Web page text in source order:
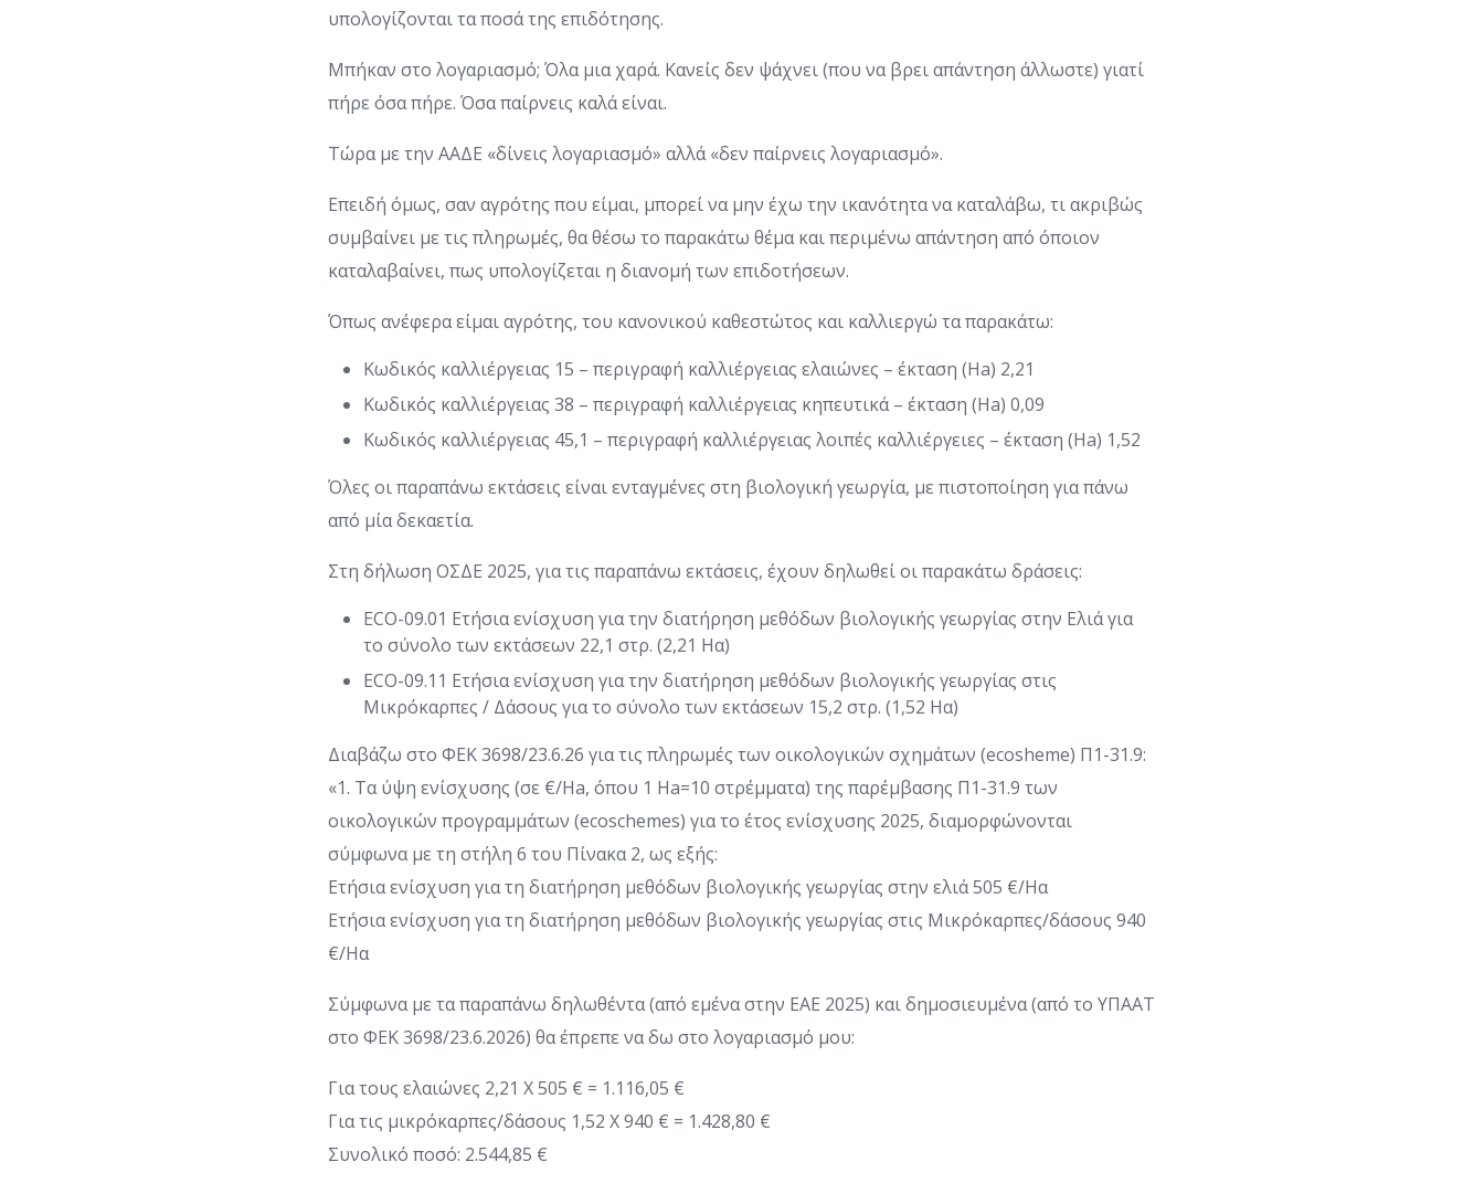
υπολογίζονται τα ποσά της επιδότησης.
Μπήκαν στο λογαριασμό; Όλα μια χαρά. Κανείς δεν ψάχνει (που να βρει απάντηση άλλωστε) γιατί
πήρε όσα πήρε. Όσα παίρνεις καλά είναι.
Τώρα με την ΑΑΔΕ «δίνεις λογαριασμό» αλλά «δεν παίρνεις λογαριασμό».
Επειδή όμως, σαν αγρότης που είμαι, μπορεί να μην έχω την ικανότητα να καταλάβω, τι ακριβώς
συμβαίνει με τις πληρωμές, θα θέσω το παρακάτω θέμα και περιμένω απάντηση από όποιον
καταλαβαίνει, πως υπολογίζεται η διανομή των επιδοτήσεων.
Όπως ανέφερα είμαι αγρότης, του κανονικού καθεστώτος και καλλιεργώ τα παρακάτω:
Κωδικός καλλιέργειας 15 – περιγραφή καλλιέργειας ελαιώνες – έκταση (Ha) 2,21
Κωδικός καλλιέργειας 38 – περιγραφή καλλιέργειας κηπευτικά – έκταση (Ha) 0,09
Κωδικός καλλιέργειας 45,1 – περιγραφή καλλιέργειας λοιπές καλλιέργειες – έκταση (Ha) 1,52
Όλες οι παραπάνω εκτάσεις είναι ενταγμένες στη βιολογική γεωργία, με πιστοποίηση για πάνω
από μία δεκαετία.
Στη δήλωση ΟΣΔΕ 2025, για τις παραπάνω εκτάσεις, έχουν δηλωθεί οι παρακάτω δράσεις:
ECO-09.01 Ετήσια ενίσχυση για την διατήρηση μεθόδων βιολογικής γεωργίας στην Ελιά για
το σύνολο των εκτάσεων 22,1 στρ. (2,21 Ηα)
ECO-09.11 Ετήσια ενίσχυση για την διατήρηση μεθόδων βιολογικής γεωργίας στις
Μικρόκαρπες / Δάσους για το σύνολο των εκτάσεων 15,2 στρ. (1,52 Ηα)
Διαβάζω στο ΦΕΚ 3698/23.6.26 για τις πληρωμές των οικολογικών σχημάτων (ecosheme) Π1-31.9:
«1. Τα ύψη ενίσχυσης (σε €/Ha, όπου 1 Ha=10 στρέμματα) της παρέμβασης Π1-31.9 των
οικολογικών προγραμμάτων (ecoschemes) για το έτος ενίσχυσης 2025, διαμορφώνονται
σύμφωνα με τη στήλη 6 του Πίνακα 2, ως εξής:
Ετήσια ενίσχυση για τη διατήρηση μεθόδων βιολογικής γεωργίας στην ελιά 505 €/Ηα
Ετήσια ενίσχυση για τη διατήρηση μεθόδων βιολογικής γεωργίας στις Μικρόκαρπες/δάσους 940
€/Ηα
Σύμφωνα με τα παραπάνω δηλωθέντα (από εμένα στην ΕΑΕ 2025) και δημοσιευμένα (από το ΥΠΑΑΤ
στο ΦΕΚ 3698/23.6.2026) θα έπρεπε να δω στο λογαριασμό μου:
Για τους ελαιώνες 2,21 Χ 505 € = 1.116,05 €
Για τις μικρόκαρπες/δάσους 1,52 Χ 940 € = 1.428,80 €
Συνολικό ποσό: 2.544,85 €